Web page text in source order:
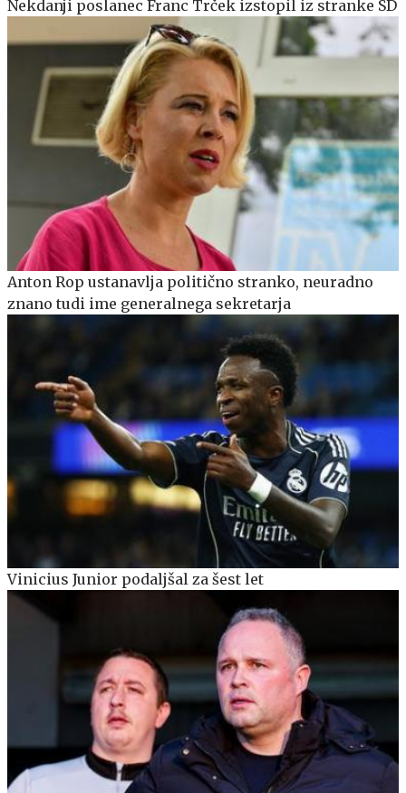
Nekdanji poslanec Franc Trček izstopil iz stranke SD
Anton Rop ustanavlja politično stranko, neuradno
znano tudi ime generalnega sekretarja
Vinicius Junior podaljšal za šest let